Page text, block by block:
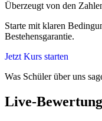
Überzeugt von den
Starte mit klaren
Bestehensgarantie.
Jetzt Kurs starten
Was Schüler über uns
Live-